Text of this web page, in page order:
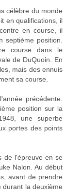
célèbre du monde
en qualifications, il
en course, il
position.
course dans le
de DuQuoin. En
mais des ennuis
sa course.
précédente.
position sur la
une superbe
portes des points
de l'épreuve en se
Nalon. Au début
avant de prendre
la deuxième